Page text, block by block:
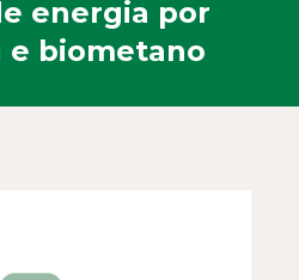
energia por
e biometano